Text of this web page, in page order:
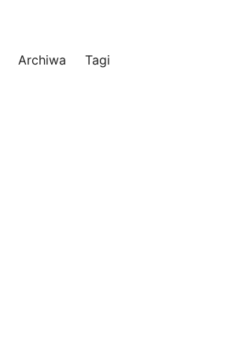
Archiwa Tagi